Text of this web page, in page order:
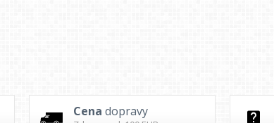
Cena dopravy